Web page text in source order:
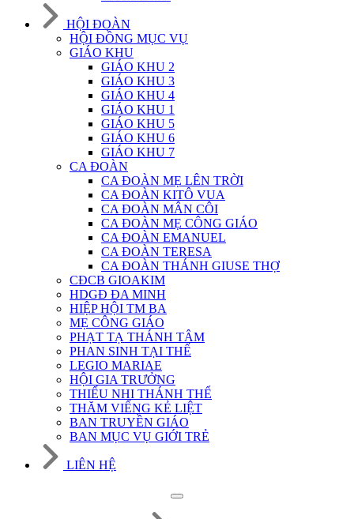
HỘI ĐOÀN
HỘI ĐỒNG MỤC VỤ
GIÁO KHU
GIÁO KHU 2
GIÁO KHU 3
GIÁO KHU 4
GIÁO KHU 1
GIÁO KHU 5
GIÁO KHU 6
GIÁO KHU 7
CA ĐOÀN
CA ĐOÀN MẸ LÊN TRỜI
CA ĐOÀN KITÔ VUA
CA ĐOÀN MÂN CÔI
CA ĐOÀN MẸ CÔNG GIÁO
CA ĐOÀN EMANUEL
CA ĐOÀN TERESA
CA ĐOÀN THÁNH GIUSE THỢ
CĐCB GIOAKIM
HDGĐ ĐA MINH
HIỆP HỘI TM BA
MẸ CÔNG GIÁO
PHẠT TẠ THÁNH TÂM
PHAN SINH TẠI THẾ
LEGIO MARIAE
HỘI GIA TRƯỞNG
THIẾU NHI THÁNH THỂ
THĂM VIẾNG KẺ LIỆT
BAN TRUYỀN GIÁO
BAN MỤC VỤ GIỚI TRẺ
LIÊN HỆ